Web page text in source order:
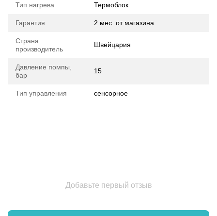
Тип нагрева Термоблок
Гарантия 2 мес. от магазина
Страна
производитель
Швейцария
Давление помпы,
бар
15
Тип управления сенсорное
Добавьте первый отзыв